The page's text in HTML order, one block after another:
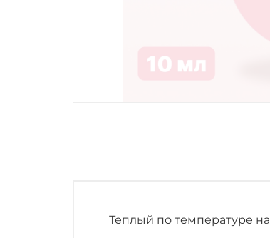
Теплый по температуре